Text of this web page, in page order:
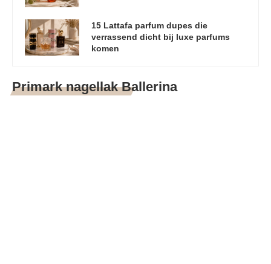
15 Lattafa parfum dupes die
verrassend dicht bij luxe parfums
komen
Primark nagellak Ballerina